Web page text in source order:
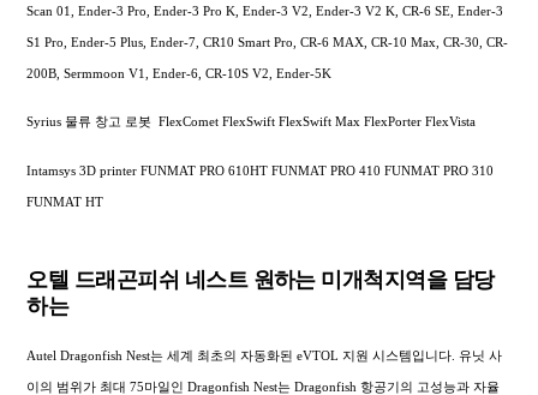
Scan 01, Ender-3 Pro, Ender-3 Pro K, Ender-3 V2, Ender-3 V2 K, CR-6 SE, Ender-3
S1 Pro, Ender-5 Plus, Ender-7, CR10 Smart Pro, CR-6 MAX, CR-10 Max, CR-30, CR-
200B, Sermmoon V1, Ender-6, CR-10S V2, Ender-5K
Syrius 물류 창고 로봇 FlexComet FlexSwift FlexSwift Max FlexPorter FlexVista
Intamsys 3D printer FUNMAT PRO 610HT FUNMAT PRO 410 FUNMAT PRO 310
FUNMAT HT
오텔 드래곤피쉬 네스트 원하는 미개척지역을 담당
하는
Autel Dragonfish Nest는 세계 최초의 자동화된 eVTOL 지원 시스템입니다. 유닛 사
이의 범위가 최대 75마일인 Dragonfish Nest는 Dragonfish 항공기의 고성능과 자율